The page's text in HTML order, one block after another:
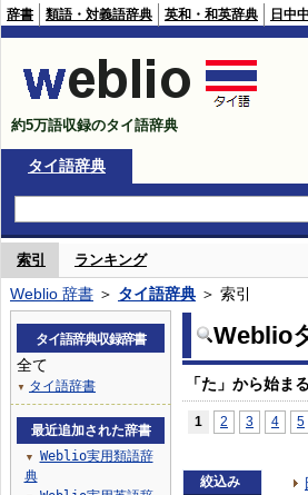
辞書 類語・対義語辞典 英和・和英辞典 日中
約5万語収録のタイ語辞典
タイ語辞典
索引 ランキング
Weblio 辞書 ＞ タイ語辞典 ＞ 索引
Weblio
「た」から始ま
1 2 3 4 5
絞込み
タイ語辞典収録辞書
全て
▼ タイ語辞書
最近追加された辞書
▼
Weblio実用類語辞
典